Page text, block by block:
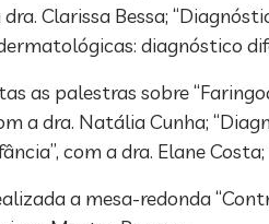
Clarissa Bessa;
diagnóstico
as palestras sobre
a dra. Natália Cunha;
com a dra. Elane
a mesa-redonda